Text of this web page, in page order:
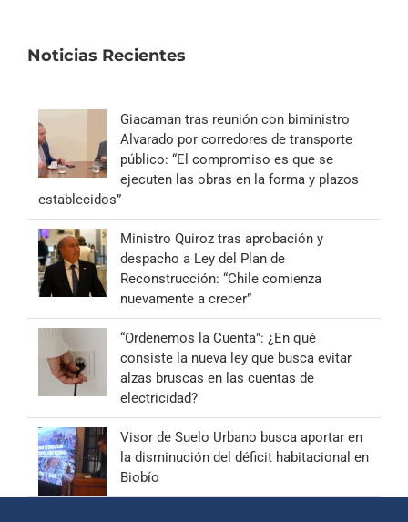
Noticias Recientes
Giacaman tras reunión con biministro
Alvarado por corredores de transporte
público: “El compromiso es que se
ejecuten las obras en la forma y plazos
establecidos”
Ministro Quiroz tras aprobación y
despacho a Ley del Plan de
Reconstrucción: “Chile comienza
nuevamente a crecer”
“Ordenemos la Cuenta”: ¿En qué
consiste la nueva ley que busca evitar
alzas bruscas en las cuentas de
electricidad?
Visor de Suelo Urbano busca aportar en
la disminución del déficit habitacional en
Biobío